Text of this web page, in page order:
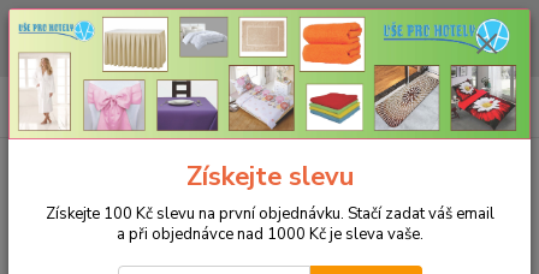
CHCETE NAKOUPIT VĚTŠÍ MNOŽSTVÍ NAŠICH PRODUKTŮ ZA LEPŠÍ
CENU? Klikněte ZDE
CZK
+420 773 794 023
Pondělí-pátek 9-16 hodin
0ks
za0 Kč
Získejte slevu
Získejte 100 Kč slevu na první objednávku. Stačí zadat váš email
a při objednávce nad 1000 Kč je sleva vaše.